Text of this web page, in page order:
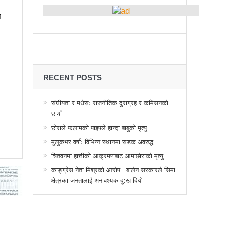
देशैभर अभियानात्मक कार्यक्रम
वैचारिक, राजनीतिक कार्यशाला
३ वटा सूचीकरणबाट हटे
बिद्यार्थीलाई चलचित्र सिकाउँदै बागमती प्रदेश सरकार
RECENT POSTS
संघीयता र मधेसः राजनीतिक दुराग्रह र कमिसनको
छायाँ
छोराले फलामको पाइपले हान्दा बाबुको मृत्यु
मुलुकभर वर्षाः विभिन्न स्थानमा सडक अवरुद्ध
चितवनमा हात्तीको आक्रमणबाट आमाछोराको मृत्यु
काङ्ग्रेस नेता मिश्रको आरोप : बालेन सरकारले सिमा
क्षेत्रका जनतालाई अनावश्यक दु:ख दियो